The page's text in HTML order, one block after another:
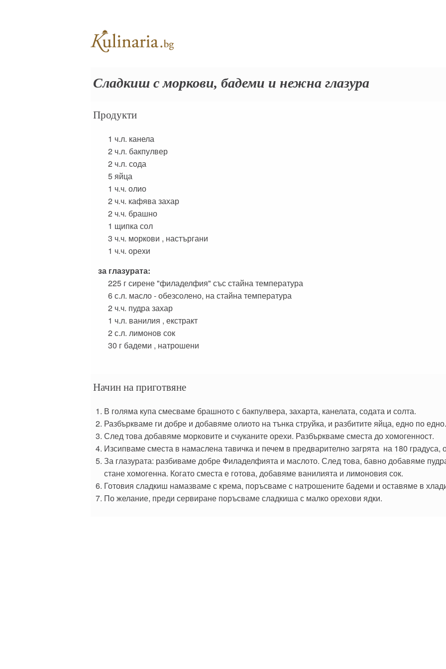
Сладкиш с моркови, бадеми и нежна глазура
Продукти
1 ч.л. канела
2 ч.л. бакпулвер
2 ч.л. сода
5яйца
1 ч.ч. олио
2 ч.ч. кафява захар
2 ч.ч. брашно
1 щипкасол
3 ч.ч. моркови , настъргани
1 ч.ч. орехи
за глазурата:
225 гсирене "филаделфия" със стайна температура
6 с.л. масло - обезсолено, на стайна температура
2 ч.ч. пудра захар
1 ч.л. ванилия , екстракт
2 с.л. лимонов сок
30 г бадеми , натрошени
Начин на приготвяне
В голяма купа смесваме брашното с бакпулвера, захарта, канелата, содата и солта.
Разбъркваме ги добре и добавяме олиото на тънка струйка, и разбитите яйца, едно по
След това добавяме морковите и счуканите орехи. Разбъркваме сместа до хомогенност.
Изсипваме сместа в намаслена тавичка и печем в предварително загрята на 180 градуса,
За глазурата: разбиваме добре Филаделфията и маслото. След това, бавнодобавяме
стане хомогенна. Когато сместа е готова, добавяме ванилията и лимоновия сок.
Готовия сладкиш намазваме с крема, поръсваме с натрошените бадеми и оставяме в
По желание, преди сервиране поръсваме сладкиша с малко орехови ядки.